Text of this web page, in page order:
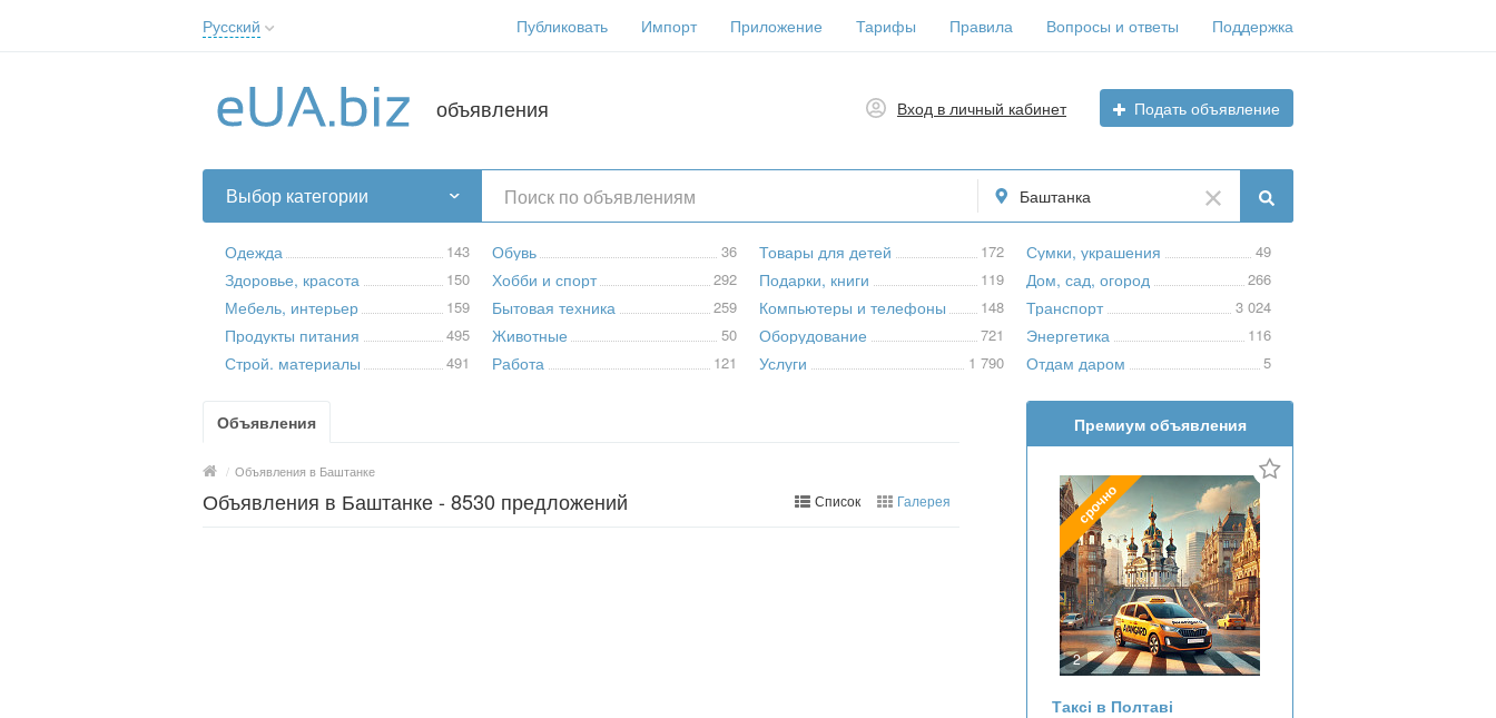
Русский
Українська
Публиковать Импорт Приложение Тарифы Правила Вопросы и ответы Поддержка
объявления Вход в личный кабинет Подать объявление
Выбор категории Баштанка
Одежда 143
Здоровье, красота 150
Мебель, интерьер 159
Продукты питания 495
Строй. материалы 491
Обувь 36
Хобби и спорт 292
Бытовая техника 259
Животные 50
Работа 121
Товары для детей 172
Подарки, книги 119
Компьютеры и телефоны 148
Оборудование 721
Услуги 1 790
Сумки, украшения 49
Дом, сад, огород 266
Транспорт 3 024
Энергетика 116
Отдам даром 5
Объявления
/ Объявления в Баштанке
Объявления в Баштанке - 8530 предложений Список Галерея
Премиум объявления
срочно
2
Таксі в Полтаві